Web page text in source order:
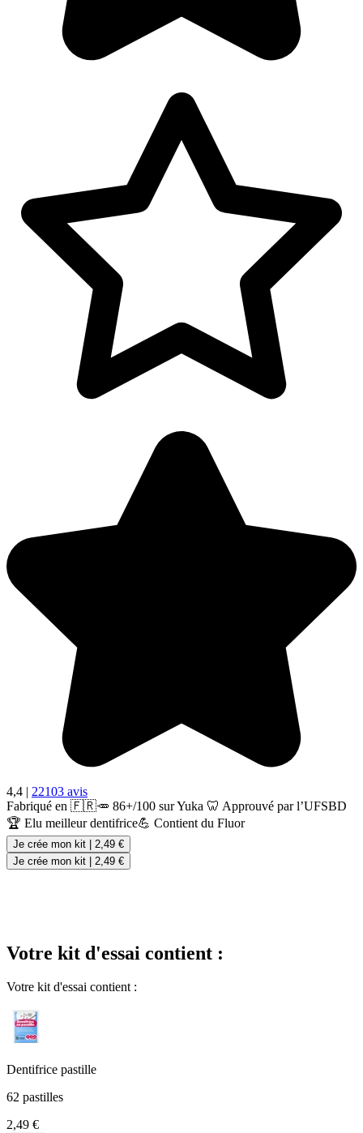
4,4 | 22103 avis
Fabriqué en 🇫🇷🥕 86+/100 sur Yuka 🦷 Approuvé par l’UFSBD
🏆 Elu meilleur dentifrice💪 Contient du Fluor
Je crée mon kit | 2,49 €
Je crée mon kit | 2,49 €
Votre kit d'essai contient :
Votre kit d'essai contient :
Dentifrice pastille
62 pastilles
2,49 €